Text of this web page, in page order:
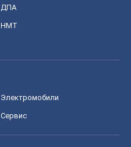
ДПА
НМТ
Электромобили
Сервис